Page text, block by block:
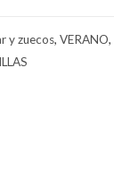
y zuecos, VERANO,